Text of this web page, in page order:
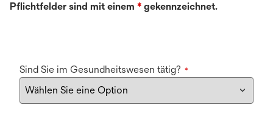
Pflichtfelder sind mit einem * gekennzeichnet.
Sind Sie im Gesundheitswesen tätig? *